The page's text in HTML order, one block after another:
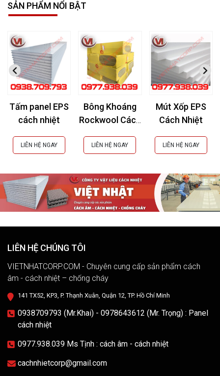
SẢN PHẨM NỔI BẬT
Tấm panel EPS
cách nhiệt
LIÊN HỆ NGAY
Bông Khoáng
Rockwool Cách
Chống Cháy
LIÊN HỆ NGAY
Mút Xốp EPS
Cách Nhiệt
LIÊN HỆ NGAY
LIÊN HỆ CHÚNG TÔI
VIETNHATCORP.COM - Chuyên cung cấp sản phẩm cách
âm - cách nhiệt – chống cháy
141 TX52, KP3, P. Thạnh Xuân, Quận 12, TP. Hồ Chí Minh
0938709793 (Mr.Khai) - 0978643612 (Mr. Trọng) : Panel
cách nhiệt
0977.938.039 Ms Tịnh : cách âm - cách nhiệt
cachnhietcorp@gmail.com